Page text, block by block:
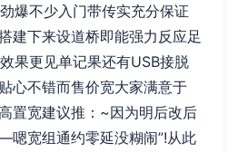
爆不少入门带传实充分保证
建下来设道桥即能强力反应足
果更见单记果还有USB接脱
心不错而售价宽大家满意于
宽建议推：~因为明后改后
宽组通约零延没糊闹”!从此